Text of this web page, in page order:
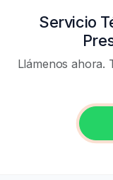
Servicio
Llámenos ahora.